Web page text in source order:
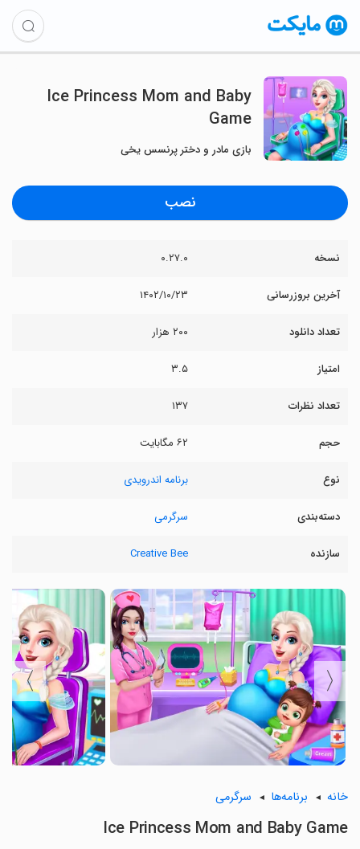
Ice Princess Mom and Baby
Game
بازی مادر و دختر پرنسس یخی
نصب
نسخه ۰.۲۷.۰
آخرین بروزرسانی ۱۴۰۲/۱۰/۲۳
تعداد دانلود ۲۰۰ هزار
امتیاز ۳.۵
تعداد نظرات ۱۳۷
حجم ۶۲ مگابایت
نوع برنامه اندرویدی
دسته‌بندی سرگرمی
سازنده Creative Bee
〈
〉
خانه برنامه‌ها سرگرمی
Ice Princess Mom and Baby Game